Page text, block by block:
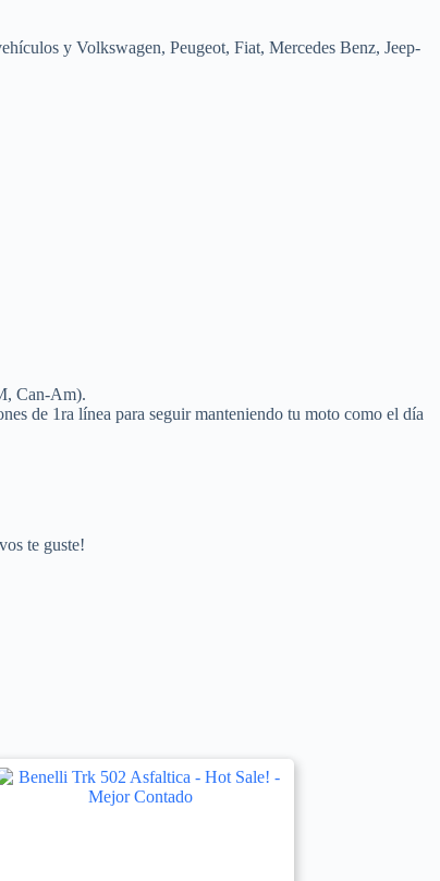
y Volkswagen, Peugeot, Fiat, Mercedes Benz, Jeep-
Can-Am).
de 1ra línea para seguir manteniendo tu moto como el día
te guste!